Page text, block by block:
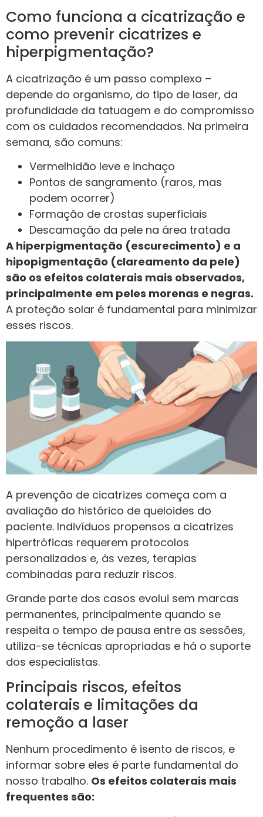
Como funciona a cicatrização e
como prevenir cicatrizes e
hiperpigmentação?
A cicatrização é um passo complexo –
depende do organismo, do tipo de laser, da
profundidade da tatuagem e do compromisso
com os cuidados recomendados. Na primeira
semana, são comuns:
Vermelhidão leve e inchaço
Pontos de sangramento (raros, mas
podem ocorrer)
Formação de crostas superficiais
Descamação da pele na área tratada
A hiperpigmentação (escurecimento) e a
hipopigmentação (clareamento da pele)
são os efeitos colaterais mais observados,
principalmente em peles morenas e negras.
A proteção solar é fundamental para minimizar
esses riscos.
A prevenção de cicatrizes começa com a
avaliação do histórico de queloides do
paciente. Indivíduos propensos a cicatrizes
hipertróficas requerem protocolos
personalizados e, às vezes, terapias
combinadas para reduzir riscos.
Grande parte dos casos evolui sem marcas
permanentes, principalmente quando se
respeita o tempo de pausa entre as sessões,
utiliza-se técnicas apropriadas e há o suporte
dos especialistas.
Principais riscos, efeitos
colaterais e limitações da
remoção a laser
Nenhum procedimento é isento de riscos, e
informar sobre eles é parte fundamental do
nosso trabalho. Os efeitos colaterais mais
frequentes são: